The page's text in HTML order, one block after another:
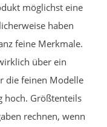
möglichst eine
haben
feine Merkmale.
über ein
die feinen Modelle
hoch. Größtenteils
rechnen, wenn